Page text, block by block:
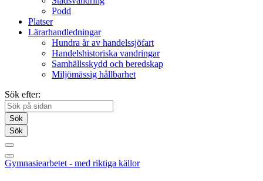
Podd
Platser
Lärarhandledningar
Hundra år av handelssjöfart
Handelshistoriska vandringar
Samhällsskydd och beredskap
Miljömässig hållbarhet
Sök efter:
Sök
Sök
Gymnasiearbetet - med riktiga källor